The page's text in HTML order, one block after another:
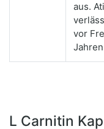
aus.
vor
L Carnitin